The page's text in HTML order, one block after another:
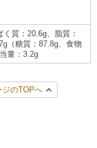
質：20.6g、脂質：
（糖質：87.8g、食物
量：3.2g
ジのTOPへ